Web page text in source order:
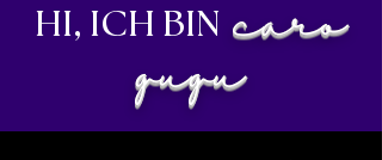
HI, ICH BINcaro
gugu